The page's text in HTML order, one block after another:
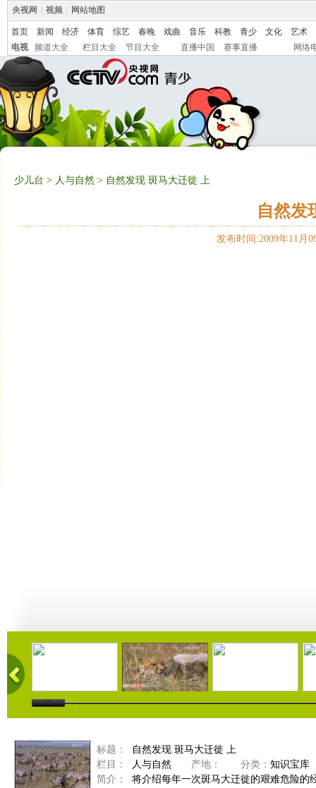
央视网 视频 网站地图
首页 新闻 经济 体育 综艺 春晚 戏曲 音乐 科教 青少 文化
艺术
电视
频道大全 栏目大全 节目大全 直播中国 赛事直播 网络
少儿台 > 人与自然 > 自然发现 斑马大迁徙 上
自然发
发布时间:2009年11月
10:39 29:59 00:29:59
标题：
自然发现 斑马大迁徙 上
栏目：
人与自然 产地： 分类： 知识宝库
简介：
将介绍每年一次斑马大迁徙的艰难危险的